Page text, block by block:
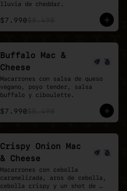
lluvia de cheddar.
$7.990
Buffalo Mac &
Cheese
Macarrones con salsa de queso
vegano, poyo tender, salsa
buffalo y ciboulette.
$7.990
Crispy Onion Mac
& Cheese
Macarrones con cebolla
caramelizada, aros de cebolla,
cebolla crispy y un shot de